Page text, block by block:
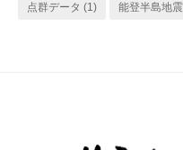
点群データ (1) 能登半島地震